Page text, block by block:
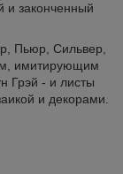
и законченный
Пьюр, Сильвер,
имитирующим
Грэй - и листы
и декорами.